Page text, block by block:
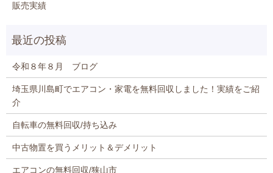
販売実績
令和８年８月 ブログ
埼玉県川島町でエアコン・家電を無料回収しました！実績をご紹
介
自転車の無料回収/持ち込み
中古物置を買うメリット＆デメリット
エアコンの無料回収/狭山市